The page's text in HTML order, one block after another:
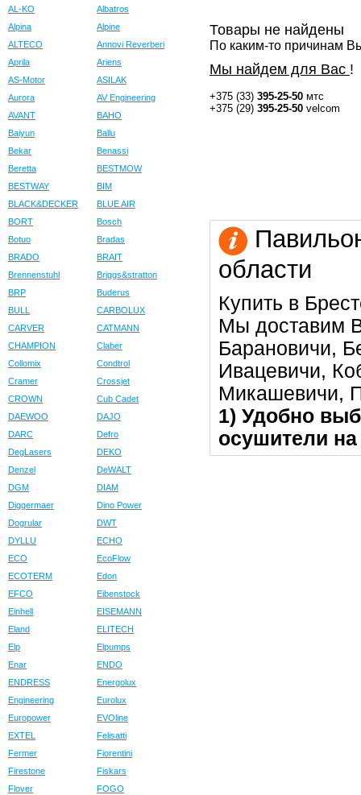
AL-KO
Albatros
Alpina
Alpine
ALTECO
Annovi Reverberi
Aprila
Ariens
AS-Motor
ASILAK
Aurora
AV Engineering
AVANT
BAHO
Baiyun
Ballu
Bekar
Benassi
Beretta
BESTMOW
BESTWAY
BIM
BLACK&DECKER
BLUE AIR
BORT
Bosch
Botuo
Bradas
BRADO
BRAIT
Brennenstuhl
Briggs&stratton
BRP
Buderus
BULL
CARBOLUX
CARVER
CATMANN
CHAMPION
Claber
Collomix
Condtrol
Cramer
Crossjet
CROWN
Cub Cadet
DAEWOO
DAJO
DARC
Defro
DegLasers
DEKO
Denzel
DeWALT
DGM
DIAM
Diggermaer
Dino Power
Dogrular
DWT
DYLLU
ECHO
ECO
EcoFlow
ECOTERM
Edon
EFCO
Eibenstock
Einhell
EISEMANN
Eland
ELITECH
Elp
Elpumps
Enar
ENDO
ENDRESS
Energolux
Engineering
Eurolux
Europower
EVOline
EXTEL
Felisatti
Fermer
Fiorentini
Firestone
Fiskars
Flover
FOGO
Товары не найдены
По каким-то причинам
Мы найдем для Вас !
+375 (33) 395-25-50 мтс
+375 (29) 395-25-50 velcom
области
Купить в
Мы доставим
Барановичи,
Ивацевичи,
Микашевичи,
1) Удобно
осушители